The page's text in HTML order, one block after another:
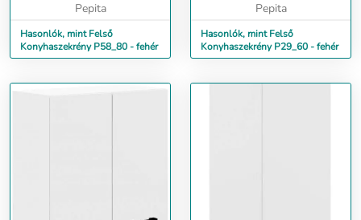
Pepita
Hasonlók, mint Felső
Konyhaszekrény P58_80 - fehér
Pepita
Hasonlók, mint Felső
Konyhaszekrény P29_60 - fehér